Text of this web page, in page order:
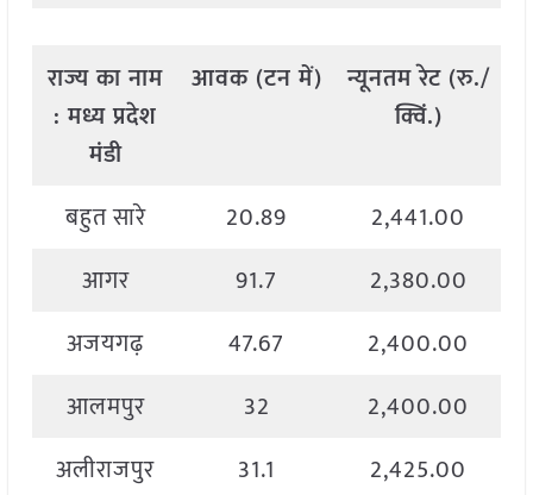
राज्यकानाम
:मध्यप्रदेश
मंडी
आवक (टनमें) न्यूनतमरेट (रु./
क्विं.)
बहुत सारे 20.89
2,441.00
आगर
91.7
2,380.00
अजयगढ़
47.67
2,400.00
आलमपुर
32
2,400.00
अलीराजपुर
31.1 2,425.00